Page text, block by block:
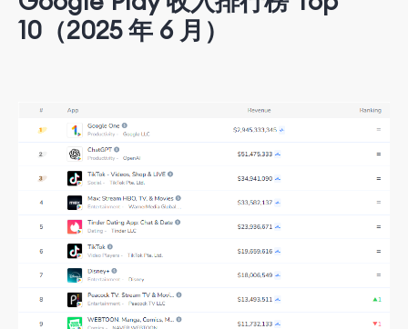
10（2025 年 6 月）